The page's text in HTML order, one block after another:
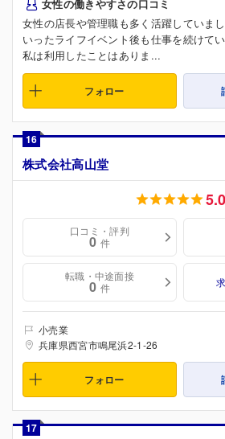
女性の働きやすさの口コミ
女性の店長や管理職も多く活躍していま
いったライフイベント後も仕事を続けて
私は利用したことはありま...
フォロー
16
株式会社高山堂
5.0
口コミ・評判
0 件
転職・中途面接
0 件
小売業
兵庫県西宮市鳴尾浜2-1-26
フォロー
17